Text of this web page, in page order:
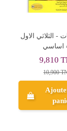
الجوهر في قواعد
كامل السنة - 4 اساسي
panier